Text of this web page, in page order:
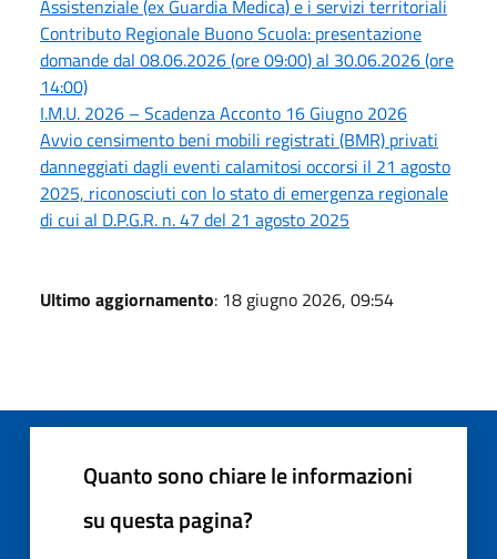
Assistenziale (ex Guardia Medica) e i servizi territoriali
Contributo Regionale Buono Scuola: presentazione
domande dal 08.06.2026 (ore 09:00) al 30.06.2026 (ore
14:00)
I.M.U. 2026 – Scadenza Acconto 16 Giugno 2026
Avvio censimento beni mobili registrati (BMR) privati
danneggiati dagli eventi calamitosi occorsi il 21 agosto
2025, riconosciuti con lo stato di emergenza regionale
di cui al D.P.G.R. n. 47 del 21 agosto 2025
Ultimo aggiornamento: 18 giugno 2026, 09:54
Quanto sono chiare le informazioni
su questa pagina?